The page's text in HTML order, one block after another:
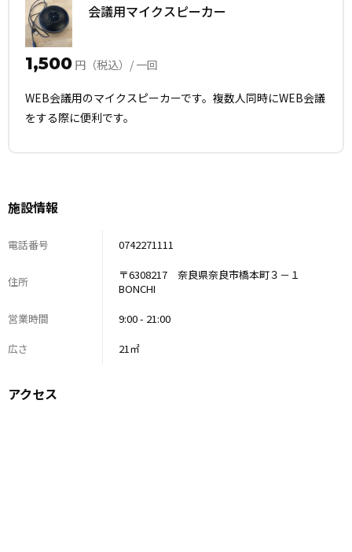
・ご利用日当日のご予約については、お電話でお問い合わせ
ください。
会議用マイクスピーカー
1,500 円（税込）/ 一回
WEB会議用のマイクスピーカーです。複数人同時にWEB会議
をする際に便利です。
施設情報
電話番号 0742271111
住所
〒6308217 奈良県奈良市橋本町３－１
BONCHI
営業時間
9:00 - 21:00
広さ
21㎡
アクセス